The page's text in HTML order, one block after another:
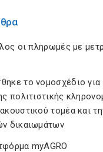
οι πληρωμές με
το νομοσχέδιο για
πολιτιστικής
τομέα και
δικαιωμάτων
myAGRO